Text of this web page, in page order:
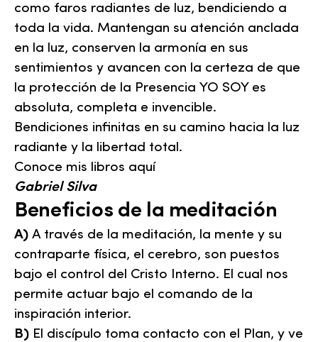
como faros radiantes de luz, bendiciendo a
toda la vida. Mantengan su atención anclada
en la luz, conserven la armonía en sus
sentimientos y avancen con la certeza de que
la protección de la Presencia YO SOY es
absoluta, completa e invencible.
Bendiciones infinitas en su camino hacia la luz
radiante y la libertad total.
Conoce mis libros aquí
Gabriel Silva
Beneficios de la meditación
A) A través de la meditación, la mente y su
contraparte física, el cerebro, son puestos
bajo el control del Cristo Interno. El cual nos
permite actuar bajo el comando de la
inspiración interior.
B) El discípulo toma contacto con el Plan, y ve